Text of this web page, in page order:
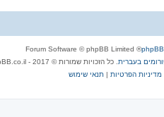
phpBB
® Forum Software © phpBB Limited
. כל הזכויות שמורות © 2017 - phpBB.co.il.
מדיניות הפרטיות | תנאי שימוש